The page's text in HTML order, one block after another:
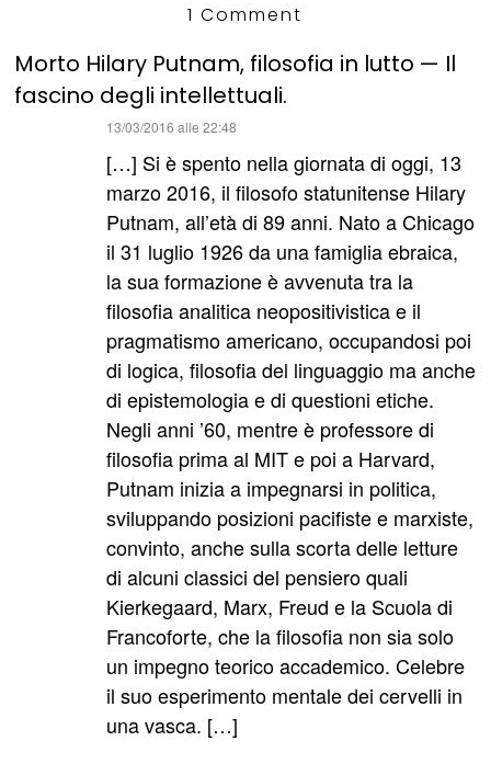
1 Comment
Morto Hilary Putnam, filosofia in lutto — Il
fascino degli intellettuali.
13/03/2016 alle 22:48
[…] Si è spento nella giornata di oggi, 13
marzo 2016, il filosofo statunitense Hilary
Putnam, all’età di 89 anni. Nato a Chicago
il 31 luglio 1926 da una famiglia ebraica,
la sua formazione è avvenuta tra la
filosofia analitica neopositivistica e il
pragmatismo americano, occupandosi poi
di logica, filosofia del linguaggio ma anche
di epistemologia e di questioni etiche.
Negli anni ’60, mentre è professore di
filosofia prima al MIT e poi a Harvard,
Putnam inizia a impegnarsi in politica,
sviluppando posizioni pacifiste e marxiste,
convinto, anche sulla scorta delle letture
di alcuni classici del pensiero quali
Kierkegaard, Marx, Freud e la Scuola di
Francoforte, che la filosofia non sia solo
un impegno teorico accademico. Celebre
il suo esperimento mentale dei cervelli in
una vasca. […]